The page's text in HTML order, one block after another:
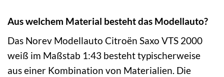
Aus welchem Material besteht das Modellauto?
Das Norev Modellauto Citroën Saxo VTS 2000
weiß im Maßstab 1:43 besteht typischerweise
aus einer Kombination von Materialien. Die